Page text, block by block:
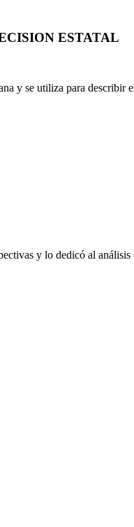
ESTATAL
y se utiliza para
y lo dedicó al